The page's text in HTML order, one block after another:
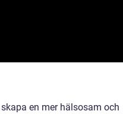
en mer hälsosam och